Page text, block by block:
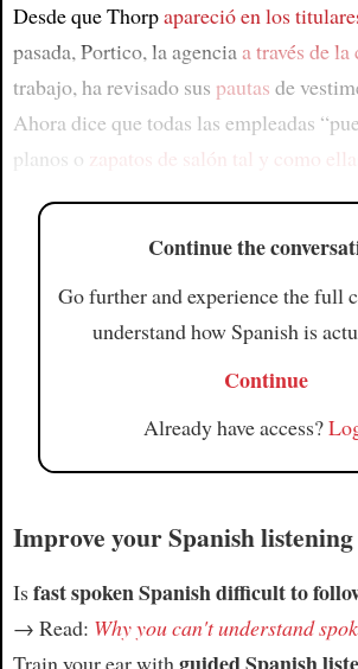
Desde que Thorpapareció en los
pasada, Portico, la agenciaa través de la
trabajo, ha revisado sus pautas de
Ahora dice que todas las empleadas
planos o zapatos de salón tal y como
Continue the
Go further and experience the full
understand how Spanish is
Continue
Already have access?
Improve your Spanish
Isfast spoken Spanish difficult to
→ Read: Why you can't understand
Train your ear with guided Spanish